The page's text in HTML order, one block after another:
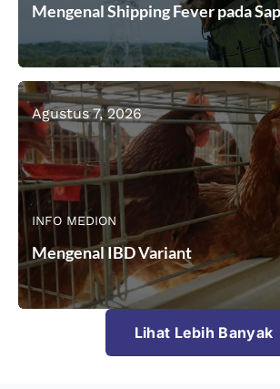
Lihat Lebih Banyak
Mengenal Shipping Fever pada
INFO MEDION
Agustus 7, 2026
Mengenal IBD Variant